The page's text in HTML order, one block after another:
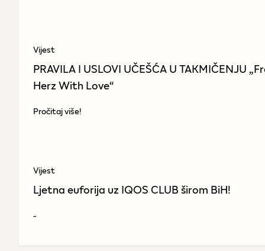
Vijest
PRAVILA I USLOVI UČEŠĆA U TAKMIČENJU
Herz With Love“
Pročitaj više!
Vijest
Ljetna euforija uz IQOS CLUB širom BiH!
-